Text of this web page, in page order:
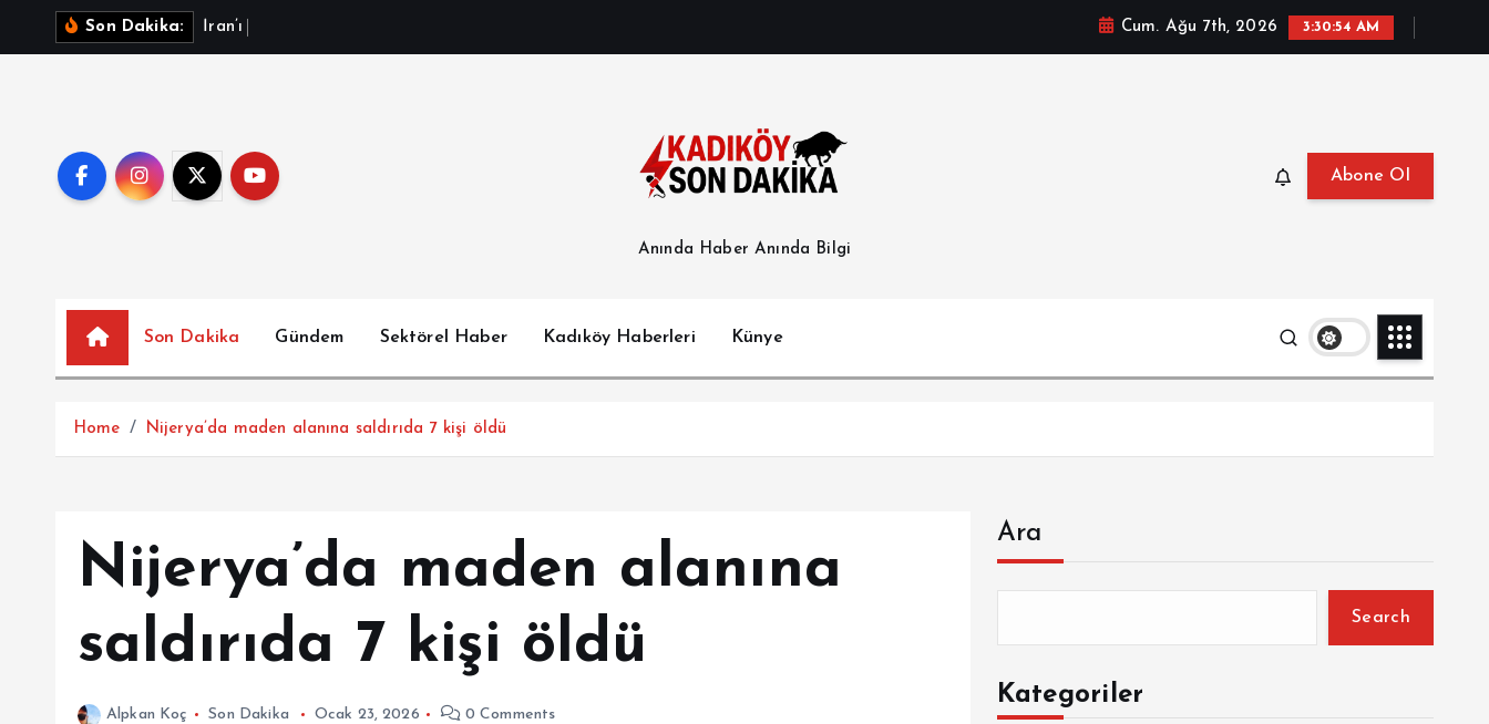
Son Dakika: r an’ı Cum. Ağu 7th, 2026 3:30:55 AM
Anında Haber Anında Bilgi
Abone Ol
Son Dakika Gündem Sektörel Haber Kadıköy Haberleri Künye
Home Nijerya’da maden alanına saldırıda 7 kişi öldü
Nijerya’da maden alanına
saldırıda 7 kişi öldü
Alpkan Koç Son Dakika Ocak 23, 2026 0 Comments
Ara
Search
Kategoriler